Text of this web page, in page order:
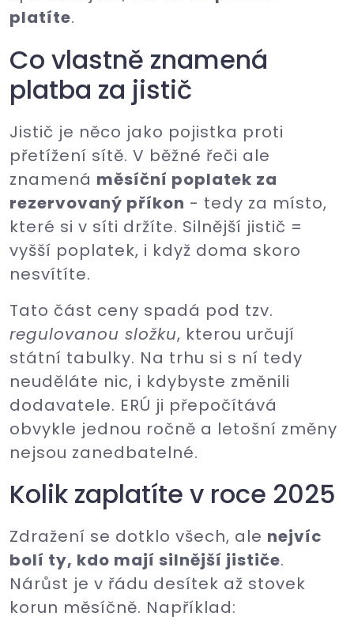
platíte.
Co vlastně znamená
platba za jistič
Jistič je něco jako pojistka proti
přetížení sítě. V běžné řeči ale
znamená měsíční poplatek za
rezervovaný příkon - tedy za místo,
které si v síti držíte. Silnější jistič =
vyšší poplatek, i když doma skoro
nesvítíte.
Tato část ceny spadá pod tzv.
regulovanou složku, kterou určují
státní tabulky. Na trhu si s ní tedy
neuděláte nic, i kdybyste změnili
dodavatele. ERÚ ji přepočítává
obvykle jednou ročně a letošní změny
nejsou zanedbatelné.
Kolik zaplatíte v roce 2025
Zdražení se dotklo všech, ale nejvíc
bolí ty, kdo mají silnější jističe.
Nárůst je v řádu desítek až stovek
korun měsíčně. Například: